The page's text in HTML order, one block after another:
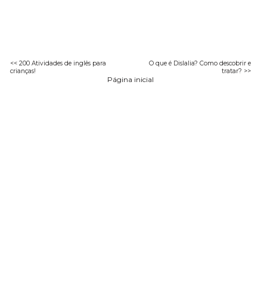
<< 200 Atividades de inglês para
crianças!
O que é Dislalia? Como descobrir e
tratar? >>
Página inicial